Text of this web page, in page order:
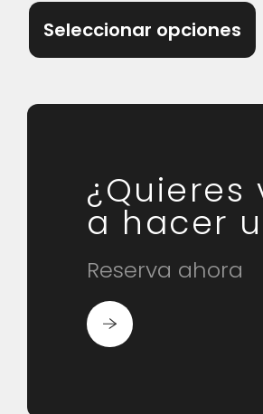
Seleccionar opciones
a hacer
Reserva ahora